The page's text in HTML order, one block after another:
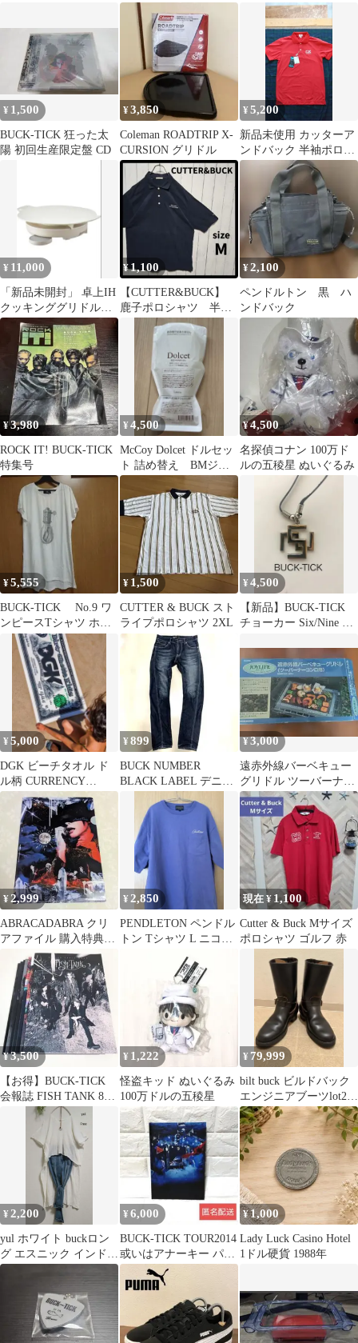
ェットの投資術
¥ 1,500
BUCK-TICK 狂った太
陽 初回生産限定盤 CD
¥3,850
Coleman ROADTRIP X-
CURSION グリドル
¥5,200
新品未使用 カッターア
ンドバック 半袖ポロシ
ャツ
¥ 11,000
「新品未開封」 卓上IH
クッキンググリドル
RIH-1
¥1,100
【CUTTER&BUCK】
鹿子ポロシャツ 半
袖 オーバーサイズ
メルセデス
¥2,100
ペンドルトン 黒 ハ
ンドバック
¥3,980
ROCK IT! BUCK-TICK
特集号
¥4,500
McCoy Dolcet ドルセッ
ト 詰め替え BMジェ
ル G 300g
¥4,500
名探偵コナン 100万ド
ルの五稜星 ぬいぐるみ
¥5,555
BUCK-TICK No.9 ワ
ンピースTシャツ ホワ
イト
¥ 1,500
CUTTER & BUCK スト
ライプポロシャツ 2XL
¥4,500
【新品】BUCK-TICK
チョーカー Six/Nine ツ
¥5,000
DGK ビーチタオル ド
ル柄 CURRENCY
BEACH TOWEL
¥899
BUCK NUMBER
BLACK LABEL デニム
パンツ 29インチ
¥3,000
遠赤外線バーベキュー
グリドル ツーバーナー
用 溶岩石（ラバロッ
ク）
¥2,999
ABRACADABRA クリ
アファイル 購入特典
BUCK-TICK
¥ 2,850
PENDLETON ペンドル
トン Tシャツ L ニコア
現在 ¥ 1,100
Cutter & Buck Mサイズ
ポロシャツ ゴルフ 赤
¥3,500
【お得】BUCK-TICK
会報誌 FISH TANK 8冊
¥ 1,222
怪盗キッド ぬいぐるみ
100万ドルの五稜星
¥ 79,999
bilt buck ビルドバック
エンジニアブーツlot269
size6.5D
¥ 2,200
yul ホワイト buckロン
グ エスニック インド綿
半袖 チュニック
¥ 6,000
BUCK-TICK TOUR2014
或いはアナーキー パン
フレット
¥1,000
Lady Luck Casino Hotel
1ドル硬貨 1988年